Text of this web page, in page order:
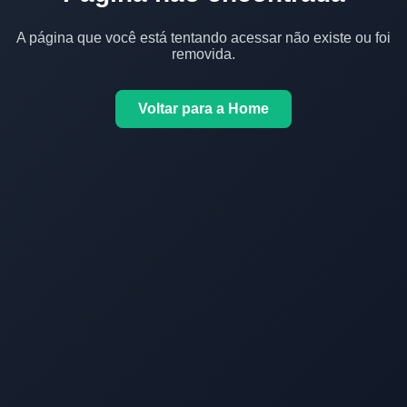
A página que você está tentando acessar não existe ou foi
removida.
Voltar para a Home